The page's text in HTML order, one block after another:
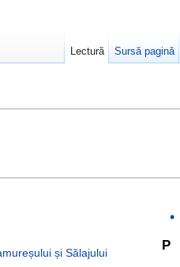
și Sălajului
P
Lectură Sursă pagină